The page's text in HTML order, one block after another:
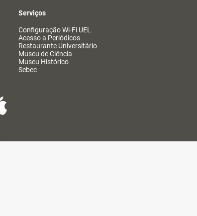
Serviços
Configuração Wi-Fi UEL
Acesso a Periódicos
Restaurante Universitário
Museu de Ciência
Museu Histórico
Sebec